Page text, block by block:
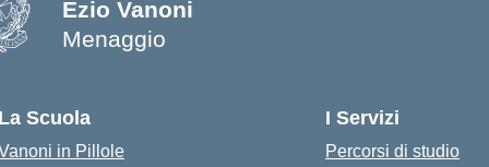
Ezio Vanoni
Menaggio
La Scuola
in Pillole
I Servizi
Percorsi di studio